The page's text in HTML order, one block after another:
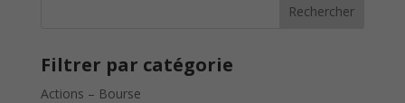
Rechercher
Filtrer par catégorie
Actions – Bourse